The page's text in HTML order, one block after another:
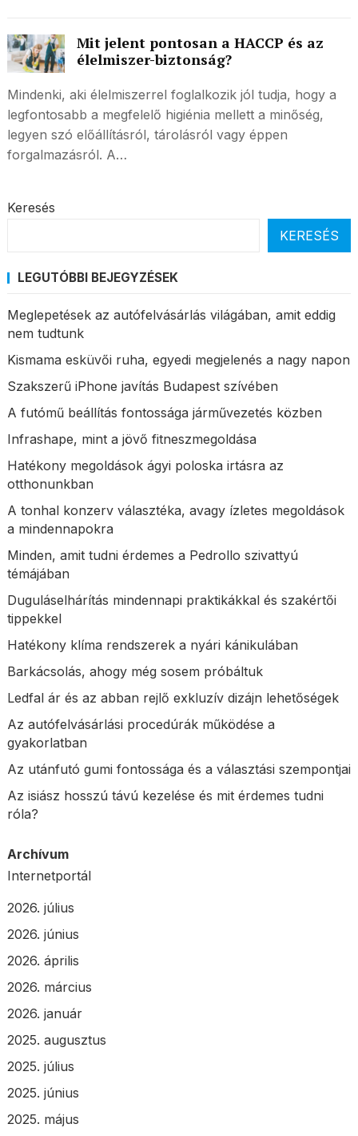
Mit jelent pontosan a HACCP és az
élelmiszer-biztonság?
Mindenki, aki élelmiszerrel foglalkozik jól tudja, hogy a
legfontosabb a megfelelő higiénia mellett a minőség,
legyen szó előállításról, tárolásról vagy éppen
forgalmazásról. A…
Keresés
KERESÉS
LEGUTÓBBI BEJEGYZÉSEK
Meglepetések az autófelvásárlás világában, amit eddig
nem tudtunk
Kismama esküvői ruha, egyedi megjelenés a nagy napon
Szakszerű iPhone javítás Budapest szívében
A futómű beállítás fontossága járművezetés közben
Infrashape, mint a jövő fitneszmegoldása
Hatékony megoldások ágyi poloska irtásra az
otthonunkban
A tonhal konzerv választéka, avagy ízletes megoldások
a mindennapokra
Minden, amit tudni érdemes a Pedrollo szivattyú
témájában
Duguláselhárítás mindennapi praktikákkal és szakértői
tippekkel
Hatékony klíma rendszerek a nyári kánikulában
Barkácsolás, ahogy még sosem próbáltuk
Ledfal ár és az abban rejlő exkluzív dizájn lehetőségek
Az autófelvásárlási procedúrák működése a
gyakorlatban
Az utánfutó gumi fontossága és a választási szempontjai
Az isiász hosszú távú kezelése és mit érdemes tudni
róla?
Archívum
Internetportál
2026. július
2026. június
2026. április
2026. március
2026. január
2025. augusztus
2025. július
2025. június
2025. május